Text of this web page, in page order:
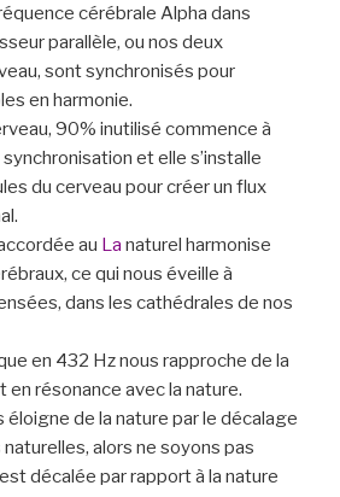
cérébrale Alpha dans
parallèle, ou nos deux
sont synchronisés pour
en harmonie.
90% inutilisé commence à
et elle s’installe
du cerveau pour créer un flux
au La naturel harmonise
ce qui nous éveille à
dans les cathédrales de nos
en 432 Hz nous rapproche de la
en résonance avec la nature.
éloigne de la nature par le décalage
alors ne soyons pas
décalée par rapport à la nature